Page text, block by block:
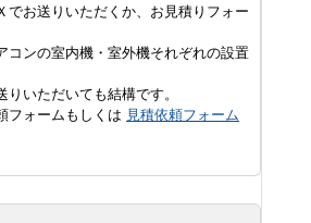
でお送りいただくか、お見積りフォー
コンの室内機・室外機それぞれの設置
いただいても結構です。
フォームもしくは 見積依頼フォーム